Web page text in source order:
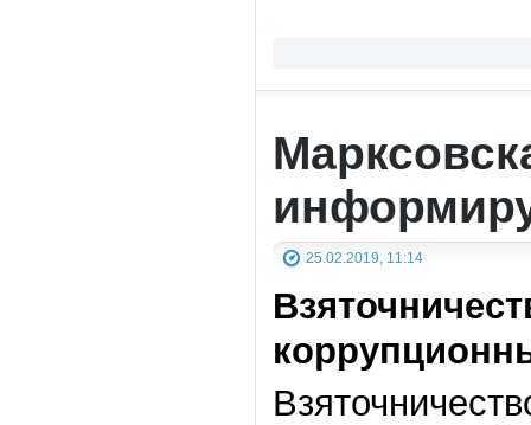
25.02.2019, 11:14